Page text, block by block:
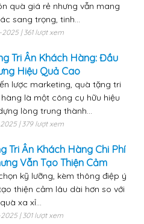
quà giá rẻ nhưng vẫn mang
sang trọng, tinh...
2025 | 361 lượt xem
Tri Ân Khách Hàng: Đầu
Hiệu Quả Cao
lược marketing, quà tặng tri
là một công cụ hữu hiệu
lòng trung thành...
2025 | 379 lượt xem
Tri Ân Khách Hàng Chi Phí
Vẫn Tạo Thiện Cảm
kỹ lưỡng, kèm thông điệp ý
thiện cảm lâu dài hơn so với
xa xỉ...
2025 | 301 lượt xem